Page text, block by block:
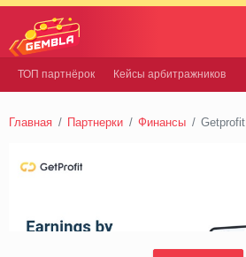
Gembla
ТОП партнёрок Кейсы арбитражников
Главная Партнерки Финансы Getprofit